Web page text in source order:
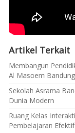
Artikel Terkait
Membangun
Al Masoem Bandung
Sekolah Asrama
Dunia Modern
Ruang Kelas
Pembelajaran Efektif